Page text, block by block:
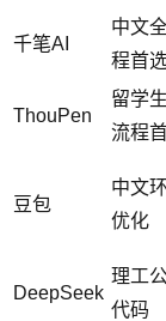
千笔AI
中文
程首
ThouPen
留学
流程
豆包
中文
优化
DeepSeek
理工
代码